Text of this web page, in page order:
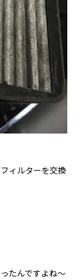
ィルターを交換
たんですよね～